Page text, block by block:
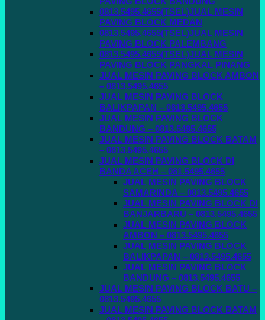
0813.5495.4655(TSEL)JUAL MESIN
PAVING BLOCK MEDAN
0813.5495.4655(TSEL)JUAL MESIN
PAVING BLOCK PALEMBANG
0813.5495.4655(TSEL)JUAL MESIN
PAVING BLOCK PANGKAL PINANG
JUAL MESIN PAVING BLOCK AMBON
– 0813.5495.4655
JUAL MESIN PAVING BLOCK
BALIKPAPAN – 0813.5495.4655
JUAL MESIN PAVING BLOCK
BANDUNG – 0813.5495.4655
JUAL MESIN PAVING BLOCK BATAM
– 0813.5495.4655
JUAL MESIN PAVING BLOCK DI
BANDA ACEH – 081.5495.4655
JUAL MESIN PAVING BLOCK
SAMARINDA – 0813.5495.4655
JUAL MESIN PAVING BLOCK DI
BANJARBARU – 0813.5495.4655
JUAL MESIN PAVING BLOCK
AMBON – 0813.5495.4655
JUAL MESIN PAVING BLOCK
BALIKPAPAN – 0813.5495.4655
JUAL MESIN PAVING BLOCK
BANDUNG – 0813.5495.4655
JUAL MESIN PAVING BLOCK BATU –
0813.5495.4655
JUAL MESIN PAVING BLOCK BATAM